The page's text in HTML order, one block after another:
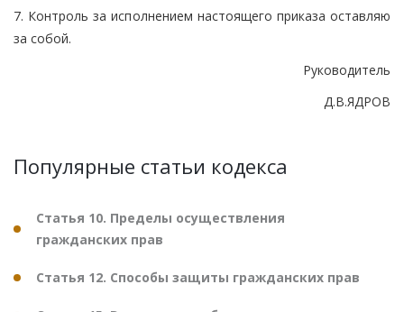
7. Контроль за исполнением настоящего приказа оставляю
за собой.
Руководитель
Д.В.ЯДРОВ
Популярные статьи кодекса
Статья 10. Пределы осуществления
гражданских прав
Статья 12. Способы защиты гражданских прав